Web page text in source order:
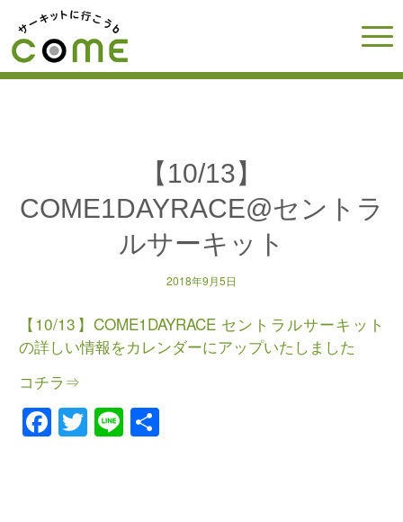
【10/13】
COME1DAYRACE@セントラ
ルサーキット
2018年9月5日
【10/13】COME1DAYRACE セントラルサーキット
の詳しい情報をカレンダーにアップいたしました
コチラ⇒
Facebook
Twitter
Line